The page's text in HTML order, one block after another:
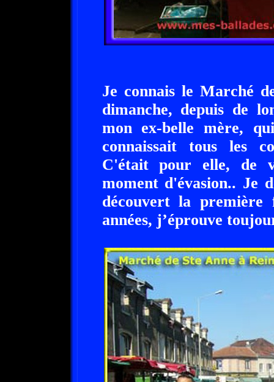
Je connais le Marché
dimanche, depuis de
mon ex-belle mère,
connaissait tous les
C'était pour elle, de
moment d'évasion.. Je
découvert la
années, j’éprouve